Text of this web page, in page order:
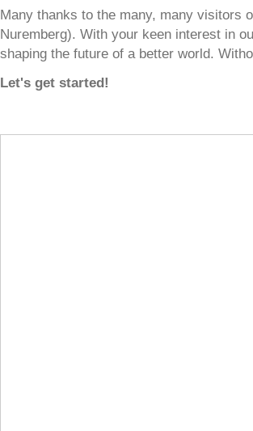
Many thanks to the many, many visitors
Nuremberg). With your keen interest in
shaping the future of a better world.
Let's get started!